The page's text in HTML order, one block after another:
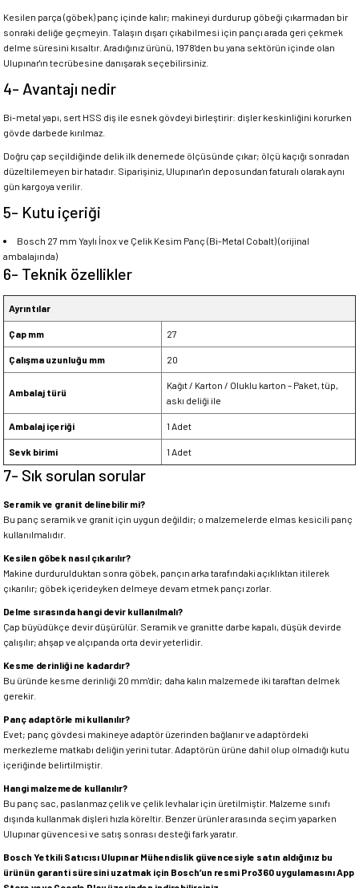
Kesilen parça (göbek) panç içinde kalır; makineyi durdurup göbeği çıkarmadan bir
sonraki deliğe geçmeyin. Talaşın dışarı çıkabilmesi için pançı arada geri çekmek
delme süresini kısaltır. Aradığınız ürünü, 1978'den bu yana sektörün içinde olan
Ulupınar'ın tecrübesine danışarak seçebilirsiniz.
4- Avantajı nedir
Bi-metal yapı, sert HSS diş ile esnek gövdeyi birleştirir: dişler keskinliğini korurken
gövde darbede kırılmaz.
Doğru çap seçildiğinde delik ilk denemede ölçüsünde çıkar; ölçü kaçığı sonradan
düzeltilemeyen bir hatadır. Siparişiniz, Ulupınar'ın deposundan faturalı olarak aynı
gün kargoya verilir.
5- Kutu içeriği
Bosch 27 mm Yaylı İnox ve Çelik Kesim Panç (Bi-Metal Cobalt) (orijinal
ambalajında)
6- Teknik özellikler
Ayrıntılar
Çap mm 27
Çalışma uzunluğu mm 20
Ambalaj türü
Kağıt / Karton / Oluklu karton – Paket, tüp,
askı deliği ile
Ambalaj içeriği 1 Adet
Sevk birimi 1 Adet
7- Sık sorulan sorular
Seramik ve granit delinebilir mi?
Bu panç seramik ve granit için uygun değildir; o malzemelerde elmas kesicili panç
kullanılmalıdır.
Kesilen göbek nasıl çıkarılır?
Makine durdurulduktan sonra göbek, pançın arka tarafındaki açıklıktan itilerek
çıkarılır; göbek içerideyken delmeye devam etmek pançı zorlar.
Delme sırasında hangi devir kullanılmalı?
Çap büyüdükçe devir düşürülür. Seramik ve granitte darbe kapalı, düşük devirde
çalışılır; ahşap ve alçıpanda orta devir yeterlidir.
Kesme derinliği ne kadardır?
Bu üründe kesme derinliği 20 mm'dir; daha kalın malzemede iki taraftan delmek
gerekir.
Panç adaptörle mi kullanılır?
Evet; panç gövdesi makineye adaptör üzerinden bağlanır ve adaptördeki
merkezleme matkabı deliğin yerini tutar. Adaptörün ürüne dahil olup olmadığı kutu
içeriğinde belirtilmiştir.
Hangi malzemede kullanılır?
Bu panç sac, paslanmaz çelik ve çelik levhalar için üretilmiştir. Malzeme sınıfı
dışında kullanmak dişleri hızla köreltir. Benzer ürünler arasında seçim yaparken
Ulupınar güvencesi ve satış sonrası desteği fark yaratır.
Bosch Yetkili Satıcısı Ulupınar Mühendislik güvencesiyle satın aldığınız bu
ürünün garanti süresini uzatmak için Bosch’un resmi Pro360 uygulamasını App